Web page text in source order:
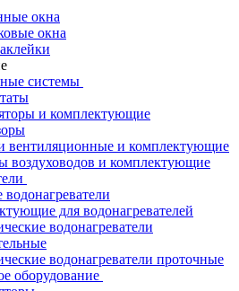
окна
окна
системы
и комплектующие
вентиляционные и комплектующие
воздуховодов и комплектующие
водонагреватели
для водонагревателей
водонагреватели
водонагреватели проточные
оборудование